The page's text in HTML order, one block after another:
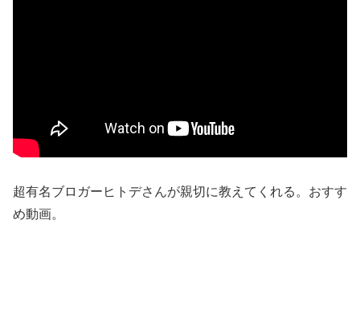
超有名ブロガーヒトデさんが親切に教えてくれる。おすす
め動画。